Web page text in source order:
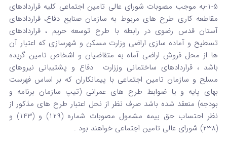
1-5-به موجب مصوبات شورای عالی تامین اجتماعی کلیه قراردادهای
مقاطعه کاری طرح های مربوط به سازمان صنایع دفاع، قراردادهای
آستان قدس رضوی در رابطه با طرح توسعه حریم ، قراردادهای
تسطیح و آماده سازی اراضی وزارت مسکن و شهرسازی که اعتبار آن
ها از محل فروش اراضی آماه به متقاضیان و اشخاص تامین گریده
باشد ، قراردادهای ساختمانی وززارت دفاع و پشتیبانی نیروهای
مسلح و سازمان تامین اجتماعی با پیمانکاران که بر اساس فهرست
بهای پایه و یا ضوابط طرح های عمرانی (تیپ سازمان برنامه و
بودجه) منعقد شده باشد صرف نظر از نحل اعتبار طرح های مذکور از
نظر احتساب حق بیمه مشمول مصوبات شماره (129) و (143) و
(238) شورای عالی تامین اجتماعی خواهند بود .